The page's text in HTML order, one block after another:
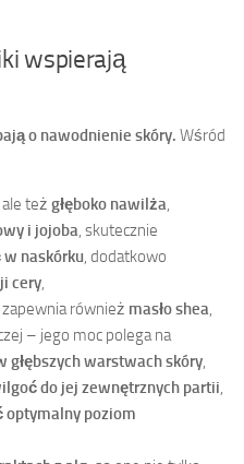
wspierają
o nawodnienie skóry. Wśród
ale też głęboko nawilża,
i jojoba, skutecznie
naskórku, dodatkowo
cery,
również masło shea,
– jego moc polega na
głębszych warstwach skóry,
do jej zewnętrznych partii,
optymalny poziom